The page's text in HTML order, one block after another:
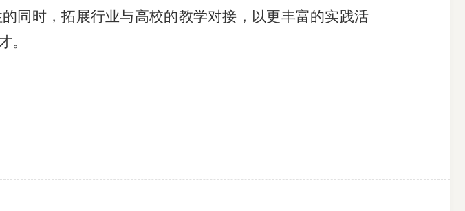
同时，拓展行业与高校的教学对接，以更丰富的实践活
。